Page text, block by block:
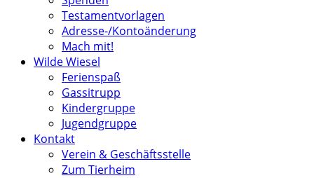
Testamentvorlagen
Adresse-/Kontoänderung
Mach mit!
Wilde Wiesel
Ferienspaß
Gassitrupp
Kindergruppe
Jugendgruppe
Kontakt
Verein & Geschäftsstelle
Zum Tierheim